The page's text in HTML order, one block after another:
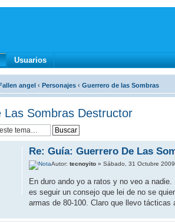
Usuarios
angel ‹ Personajes ‹ Guerrero de las Sombras
Sombras Destructor
Re: Guía: Guerrero De Las
Autor:tecnoyito » Sábado, 31 Octubre
En duro ando yo a ratos y no veo a
es seguir un consejo que lei de no se
armas de 80-100. Claro que llevo tácticas